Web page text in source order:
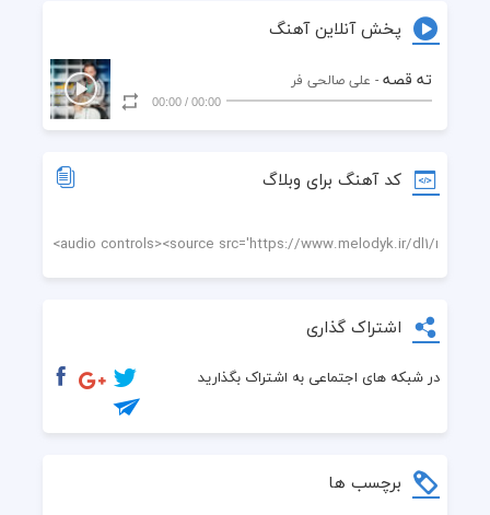
  ته قصه رو می دونم
  آره اینه مسئله که عین عسله چشات
  هر چی بارونه می خواد
پخش آنلاین آهنگ
ته قصه - علی صالحی فر
00:00
/
00:00
کد آهنگ برای وبلاگ
اشتراک گذاری
در شبکه های اجتماعی به اشتراک بگذارید
برچسب ها